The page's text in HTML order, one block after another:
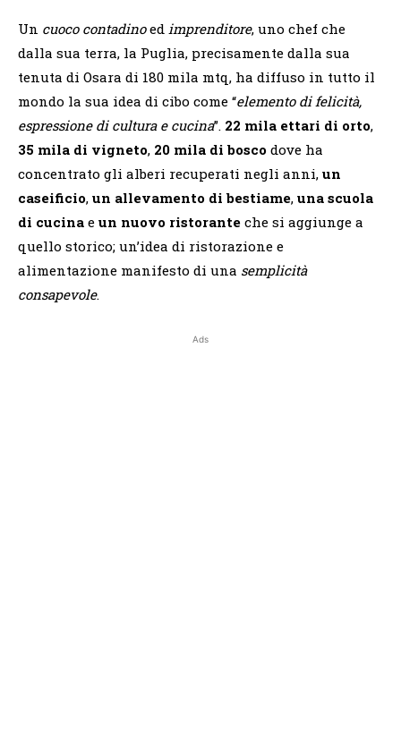
Un cuoco contadinoed imprenditore, uno chef che
dalla sua terra, la Puglia, precisamente dalla sua
tenuta di Osara di 180 mila mtq, ha diffuso in tutto il
mondo la sua idea di cibo come “elemento di felicità,
espressione di cultura e cucina”. 22 mila ettari di orto,
35 mila di vigneto, 20 mila di bosco dove ha
concentrato gli alberi recuperati negli anni, un
caseificio, un allevamento di bestiame, una scuola
di cucina e un nuovo ristorante che si aggiunge a
quello storico; un’idea di ristorazione e
alimentazione manifesto di una semplicità
consapevole.
Ads